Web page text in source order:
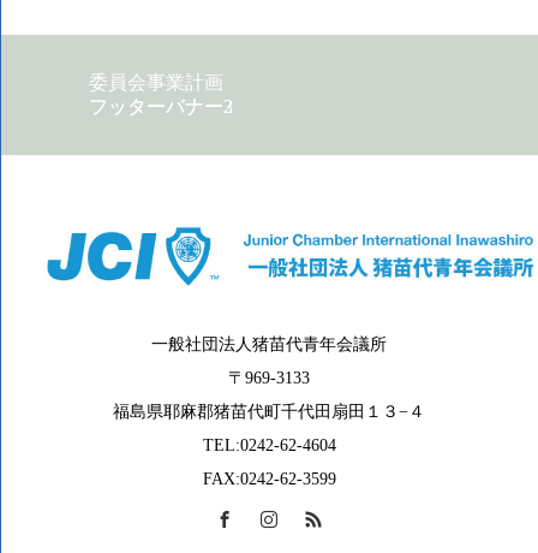
委員会事業計画
フッターバナー2
フッターバナー3
一般社団法人猪苗代青年会議所
〒969-3133
福島県耶麻郡猪苗代町千代田扇田１３−４
TEL:0242-62-4604
FAX:0242-62-3599